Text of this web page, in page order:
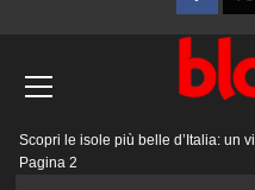
principale
Scopri le isole più belle d’Italia: un
Pagina 2